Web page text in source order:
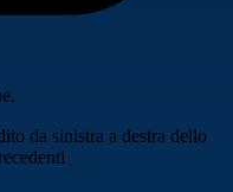
da sinistra a destra dello